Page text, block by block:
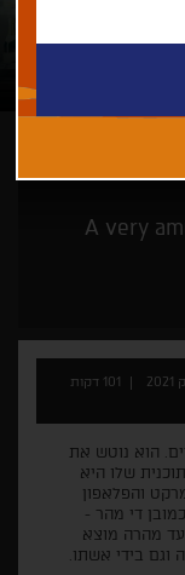
A very
101 דקות
אחרים. הוא נוטש את
שלו היא
והפלאפון
די מהר -
מהרה מוצא
וגם בידי אשתו.